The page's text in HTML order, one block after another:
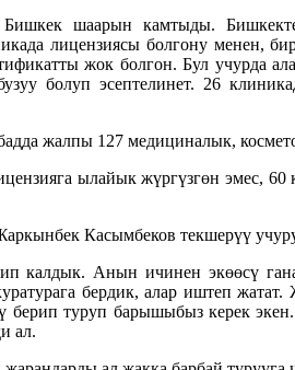
шаарын камтыды.
лицензиясы болгону менен,
жок болгон. Бул учурда
болуп эсептелинет. 26
жалпы 127 медициналык,
ылайык жүргүзгөн эмес, 60
Касымбеков текшерүү
калдык. Анын ичинен экөөсү
бердик, алар иштеп
туруп барышыбыз керек
ал.